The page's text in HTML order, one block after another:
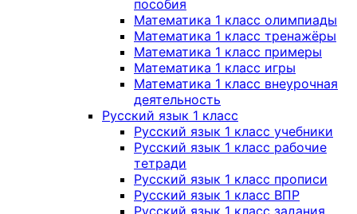
пособия
Математика 1 класс олимпиады
Математика 1 класс тренажёры
Математика 1 класс примеры
Математика 1 класс игры
Математика 1 класс внеурочная
деятельность
Русский язык 1 класс
Русский язык 1 класс учебники
Русский язык 1 класс рабочие
тетради
Русский язык 1 класс прописи
Русский язык 1 класс ВПР
Русский язык 1 класс задания